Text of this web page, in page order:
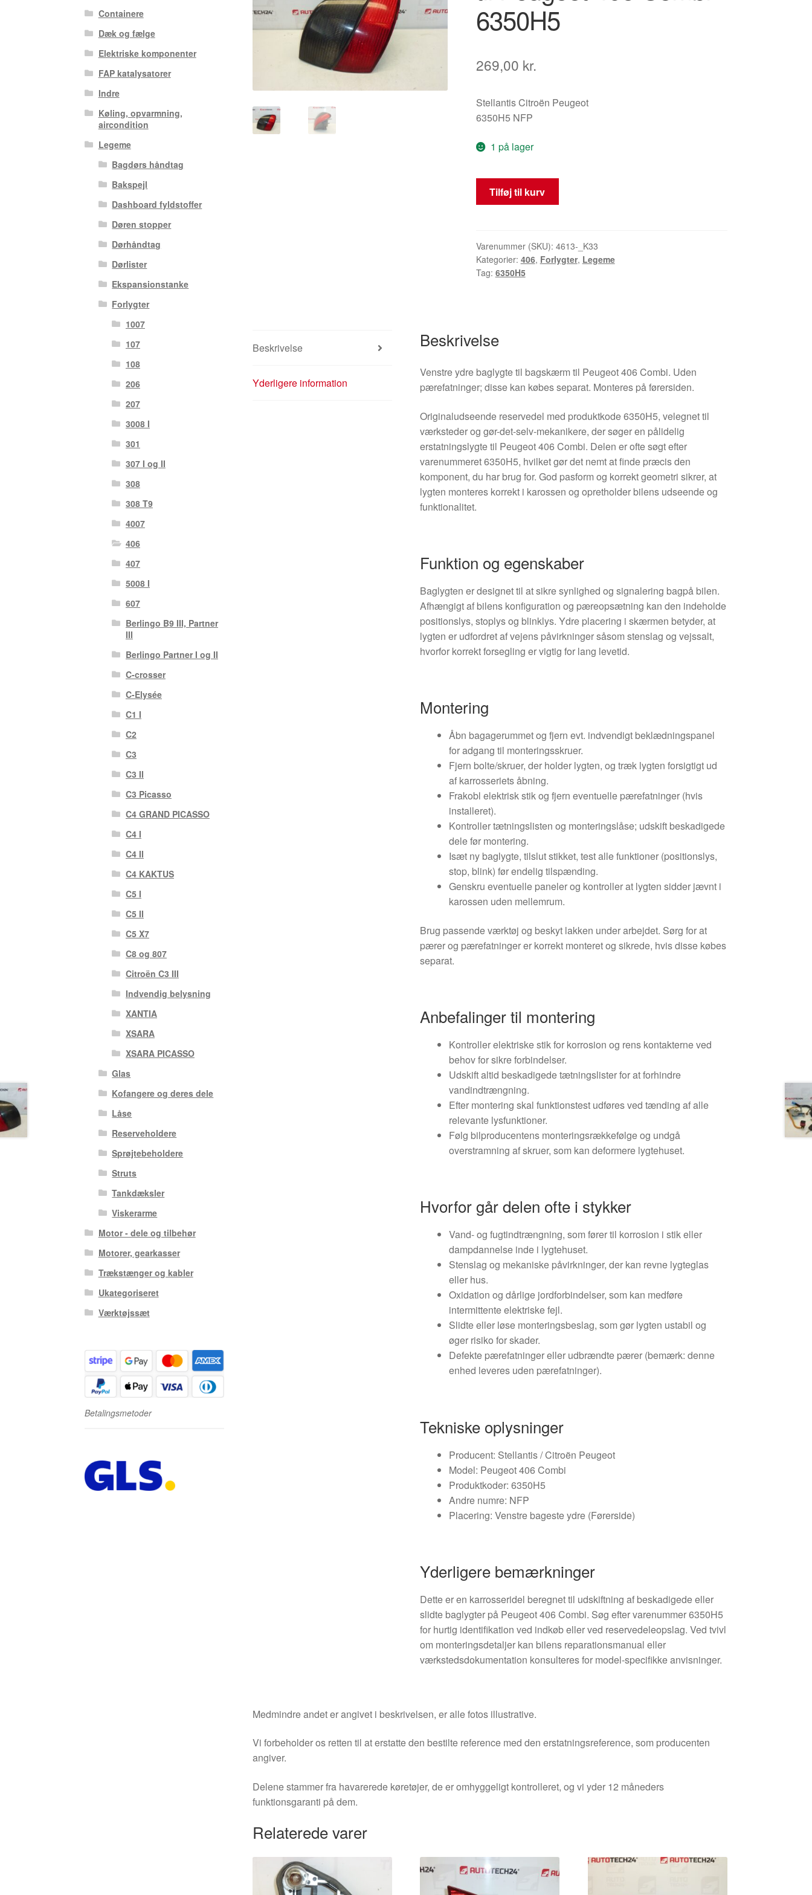
6350H5
269,00 kr.
Stellantis Citroën Peugeot
6350H5 NFP
1 på lager
Venstre
ydre
Peugeot
406
Combi
Tilføj til kurv
Varenummer (SKU): 4613-_K33
Kategorier: 406, Forlygter, Legeme
Tag: 6350H5
Beskrivelse
Yderligere information
Beskrivelse
Venstre ydre baglygte til bagskærm til Peugeot 406 Combi. Uden
pærefatninger; disse kan købes separat. Monteres på førersiden.
Originaludseende reservedel med produktkode 6350H5, velegnet til
værksteder og gør-det-selv-mekanikere, der søger en pålidelig
erstatningslygte til Peugeot 406 Combi. Delen er ofte søgt efter
varenummeret 6350H5, hvilket gør det nemt at finde præcis den
komponent, du har brug for. God pasform og korrekt geometri sikrer, at
lygten monteres korrekt i karossen og opretholder bilens udseende og
funktionalitet.
Funktion og egenskaber
Baglygten er designet til at sikre synlighed og signalering bagpå bilen.
Afhængigt af bilens konfiguration og pæreopsætning kan den indeholde
positionslys, stoplys og blinklys. Ydre placering i skærmen betyder, at
lygten er udfordret af vejens påvirkninger såsom stenslag og vejssalt,
hvorfor korrekt forsegling er vigtig for lang levetid.
Montering
Åbn bagagerummet og fjern evt. indvendigt beklædningspanel
for adgang til monteringsskruer.
Fjern bolte/skruer, der holder lygten, og træk lygten forsigtigt ud
af karrosseriets åbning.
Frakobl elektrisk stik og fjern eventuelle pærefatninger (hvis
installeret).
Kontroller tætningslisten og monteringslåse; udskift beskadigede
dele før montering.
Isæt ny baglygte, tilslut stikket, test alle funktioner (positionslys,
stop, blink) før endelig tilspænding.
Genskru eventuelle paneler og kontroller at lygten sidder jævnt i
karossen uden mellemrum.
Brug passende værktøj og beskyt lakken under arbejdet. Sørg for at
pærer og pærefatninger er korrekt monteret og sikrede, hvis disse købes
separat.
Anbefalinger til montering
Kontroller elektriske stik for korrosion og rens kontakterne ved
behov for sikre forbindelser.
Udskift altid beskadigede tætningslister for at forhindre
vandindtrængning.
Efter montering skal funktionstest udføres ved tænding af alle
relevante lysfunktioner.
Følg bilproducentens monteringsrækkefølge og undgå
overstramning af skruer, som kan deformere lygtehuset.
Hvorfor går delen ofte i stykker
Vand- og fugtindtrængning, som fører til korrosion i stik eller
dampdannelse inde i lygtehuset.
Stenslag og mekaniske påvirkninger, der kan revne lygteglas
eller hus.
Oxidation og dårlige jordforbindelser, som kan medføre
intermittente elektriske fejl.
Slidte eller løse monteringsbeslag, som gør lygten ustabil og
øger risiko for skader.
Defekte pærefatninger eller udbrændte pærer (bemærk: denne
enhed leveres uden pærefatninger).
Tekniske oplysninger
Producent: Stellantis / Citroën Peugeot
Model: Peugeot 406 Combi
Produktkoder: 6350H5
Andre numre: NFP
Placering: Venstre bageste ydre (Førerside)
Yderligere bemærkninger
Dette er en karrosseridel beregnet til udskiftning af beskadigede eller
slidte baglygter på Peugeot 406 Combi. Søg efter varenummer 6350H5
for hurtig identifikation ved indkøb eller ved reservedeleopslag. Ved tvivl
om monteringsdetaljer kan bilens reparationsmanual eller
værkstedsdokumentation konsulteres for model-specifikke anvisninger.
Medmindre andet er angivet i beskrivelsen, er alle fotos illustrative.
Vi forbeholder os retten til at erstatte den bestilte reference med den erstatningsreference, som producenten
angiver.
Delene stammer fra havarerede køretøjer, de er omhyggeligt kontrolleret, og vi yder 12 måneders
funktionsgaranti på dem.
Relaterede varer
Containere
Dæk og fælge
Elektriske komponenter
FAP katalysatorer
Indre
Køling, opvarmning,
aircondition
Legeme
Bagdørs håndtag
Bakspejl
Dashboard fyldstoffer
Døren stopper
Dørhåndtag
Dørlister
Ekspansionstanke
Forlygter
1007
107
108
206
207
3008 I
301
307 I og II
308
308 T9
4007
406
407
5008 I
607
Berlingo B9 III, Partner
III
Berlingo Partner I og II
C-crosser
C-Elysée
C1 I
C2
C3
C3 II
C3 Picasso
C4 GRAND PICASSO
C4 I
C4 II
C4 KAKTUS
C5 I
C5 II
C5 X7
C8 og 807
Citroën C3 III
Indvendig belysning
XANTIA
XSARA
XSARA PICASSO
Glas
Kofangere og deres dele
Låse
Reserveholdere
Sprøjtebeholdere
Struts
Tankdæksler
Viskerarme
Motor - dele og tilbehør
Motorer, gearkasser
Trækstænger og kabler
Ukategoriseret
Værktøjssæt
Betalingsmetoder